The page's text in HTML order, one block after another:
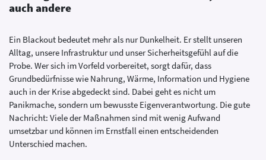
auch andere
Ein Blackout bedeutet mehr als nur Dunkelheit. Er stellt unseren
Alltag, unsere Infrastruktur und unser Sicherheitsgefühl auf die
Probe. Wer sich im Vorfeld vorbereitet, sorgt dafür, dass
Grundbedürfnisse wie Nahrung, Wärme, Information und Hygiene
auch in der Krise abgedeckt sind. Dabei geht es nicht um
Panikmache, sondern um bewusste Eigenverantwortung. Die gute
Nachricht: Viele der Maßnahmen sind mit wenig Aufwand
umsetzbar und können im Ernstfall einen entscheidenden
Unterschied machen.